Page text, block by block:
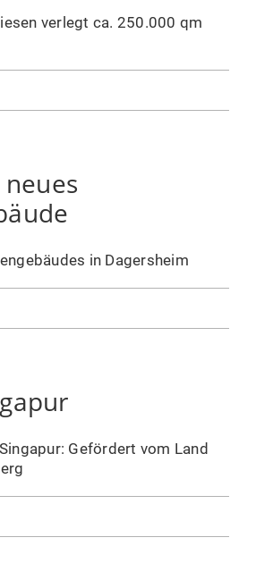
verlegt ca. 250.000 qm
in Dagersheim
Gefördert vom Land